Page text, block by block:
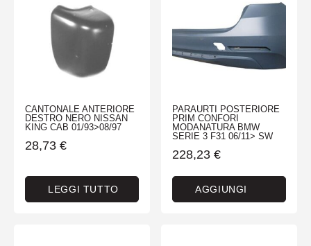
CANTONALE ANTERIORE
DESTRO NERO NISSAN
KING CAB 01/93>08/97
28,73 €
LEGGI TUTTO
PARAURTI POSTERIORE
PRIM CONFORI
MODANATURA BMW
SERIE 3 F31 06/11> SW
228,23 €
AGGIUNGI